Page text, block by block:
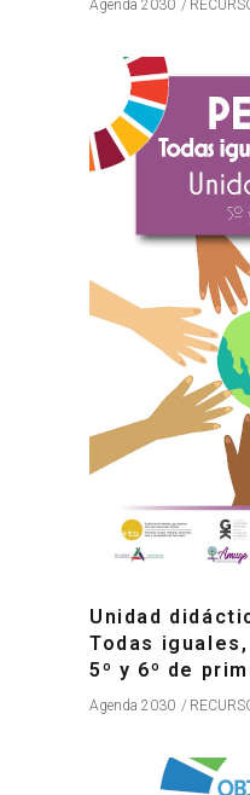
Agenda 2030
Unidad
Todas
5º y 6º de
Agenda 2030